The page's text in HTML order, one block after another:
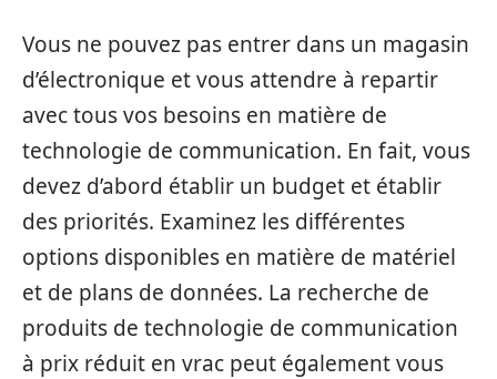
Vous ne pouvez pas entrer dans un magasin
d’électronique et vous attendre à repartir
avec tous vos besoins en matière de
technologie de communication. En fait, vous
devez d’abord établir un budget et établir
des priorités. Examinez les différentes
options disponibles en matière de matériel
et de plans de données. La recherche de
produits de technologie de communication
à prix réduit en vrac peut également vous